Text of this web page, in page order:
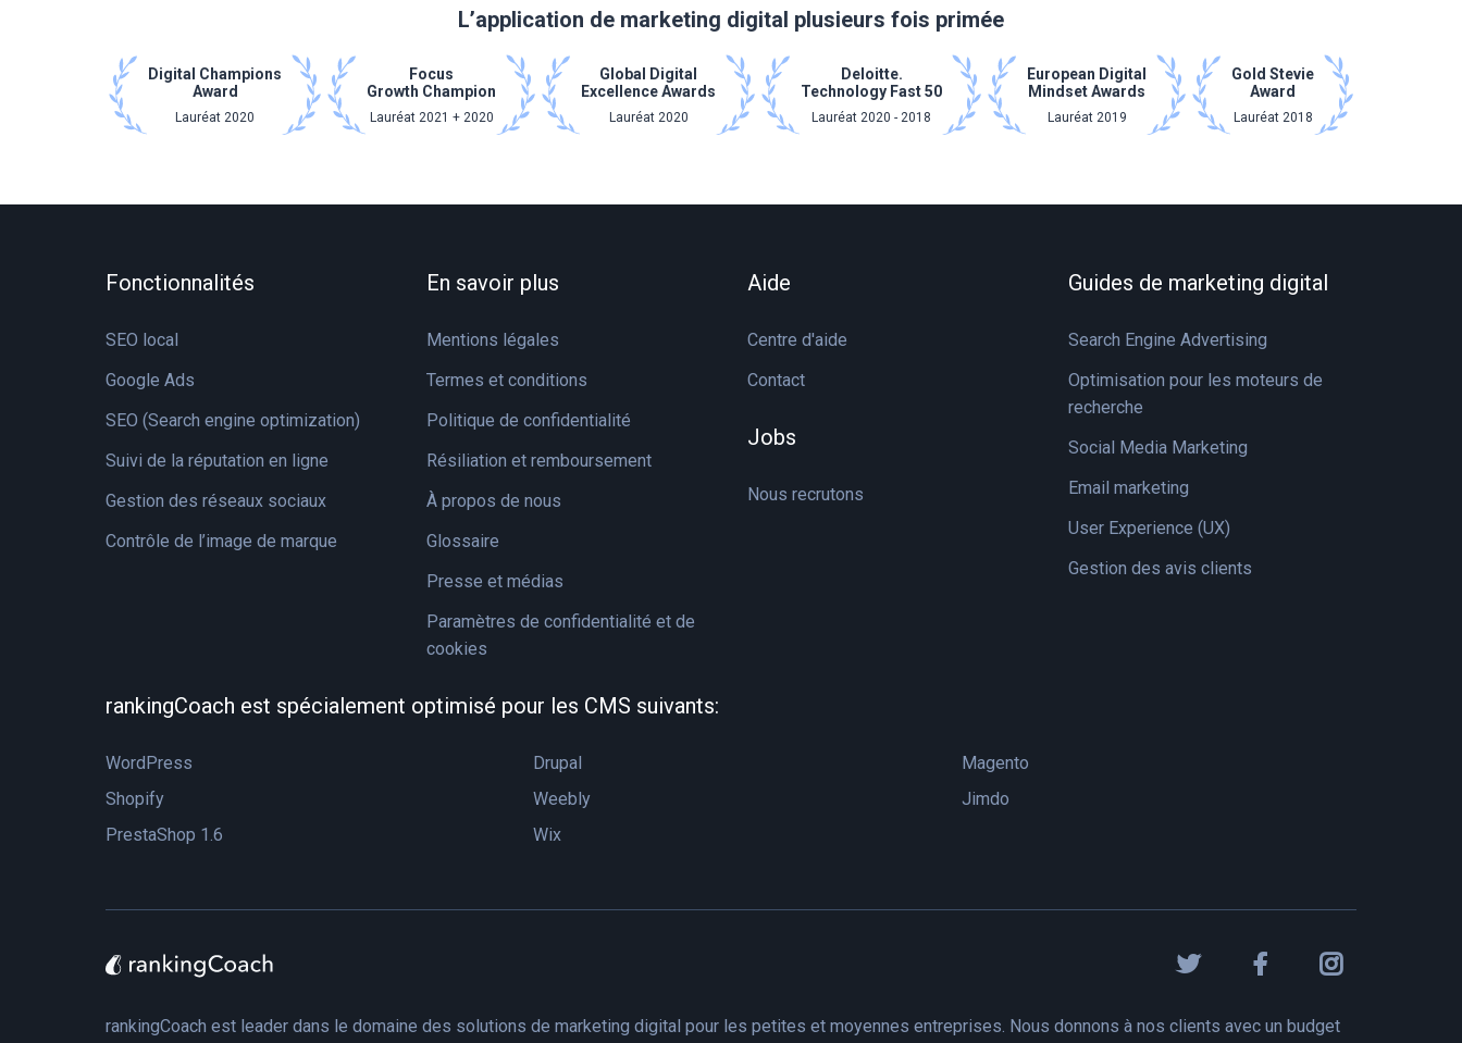
L’application de marketing digital plusieurs fois primée
Digital Champions
Award
Lauréat 2020
Focus
Growth Champion
Lauréat 2021 + 2020
Global Digital
Excellence Awards
Lauréat 2020
Deloitte.
Technology Fast 50
Lauréat 2020 - 2018
European Digital
Mindset Awards
Lauréat 2019
Gold Stevie
Award
Lauréat 2018
Fonctionnalités
SEO local
Google Ads
SEO (Search engine optimization)
Suivi de la réputation en ligne
Gestion des réseaux sociaux
Contrôle de l’image de marque
En savoir plus
Mentions légales
Termes et conditions
Politique de confidentialité
Résiliation et remboursement
À propos de nous
Glossaire
Presse et médias
Paramètres de confidentialité et de
cookies
Aide
Centre d'aide
Contact
Jobs
Nous recrutons
Guides de marketing digital
Search Engine Advertising
Optimisation pour les moteurs de
recherche
Social Media Marketing
Email marketing
User Experience (UX)
Gestion des avis clients
rankingCoach est spécialement optimisé pour les CMS suivants:
WordPress Drupal
Magento
Shopify
Weebly
Jimdo
PrestaShop 1.6
Wix
rankingCoach est leader dans le domaine des solutions de marketing digital pour les petites et moyennes entreprises. Nous donnons à nos clients avec un budget